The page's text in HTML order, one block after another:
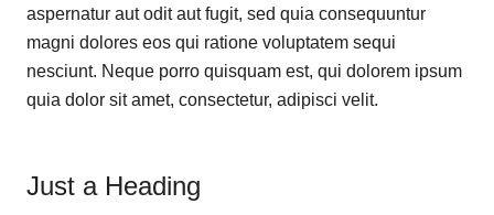
aspernatur aut odit aut fugit, sed quia consequuntur
magni dolores eos qui ratione voluptatem sequi
nesciunt. Neque porro quisquam est, qui dolorem ipsum
quia dolor sit amet, consectetur, adipisci velit.
Just a Heading